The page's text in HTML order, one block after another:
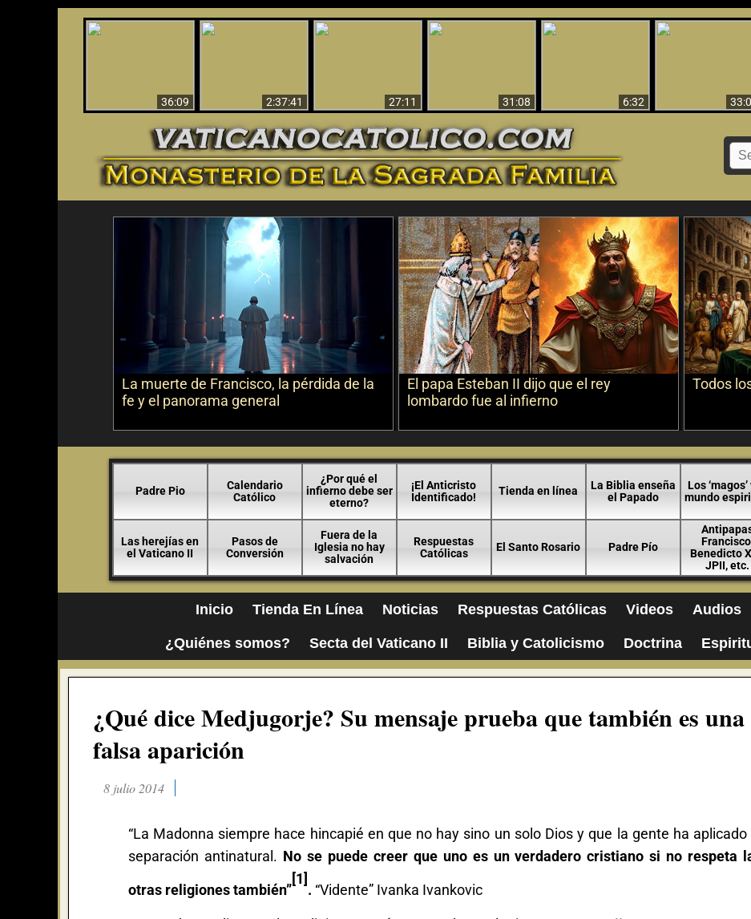
36:09
2:37:41
27:11
31:08 6:32
La muerte de Francisco, la pérdida de la
fe y el panorama general
El papa Esteban II dijo que el rey
lombardo fue al infierno
Todos
Padre Pio
Calendario
Católico
¿Por qué el
infierno debe ser
eterno?
¡El Anticristo
Identificado!
Tienda en línea
La Biblia enseña
el Papado
Los ‘magos’
mundo
Las herejías en
el Vaticano II
Pasos de
Conversión
Fuera de la
Iglesia no hay
salvación
Respuestas
Católicas
El Santo Rosario Padre Pío
Benedicto
JPII, etc.
Inicio Tienda En Línea Noticias Respuestas Católicas Videos Audios
¿Quiénes somos? Secta del Vaticano II Biblia y Catolicismo Doctrina
¿Qué dice Medjugorje? Su mensaje prueba que también es una
falsa aparición
8 julio 2014
“La Madonna siempre hace hincapié en que no hay sino un solo Dios y que la gente ha aplicado
separación antinatural. No se puede creer que uno es un verdadero cristiano si no respeta
otras religiones también”
[1]
. “Vidente” Ivanka Ivankovic